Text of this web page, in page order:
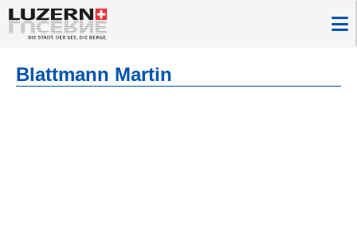
Blattmann Martin